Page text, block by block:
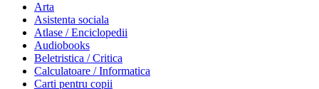
Arta
Asistenta sociala
Atlase / Enciclopedii
Audiobooks
Beletristica / Critica
Calculatoare / Informatica
Carti pentru copii